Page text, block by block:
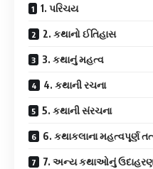
1. પરિચય
2. કથાનો ઈતિહાસ
3. કથાનું મહત્વ
4. કથાની રચના
5. કથાની સંરચના
6. કથાકલાના મહત્વપૂર્ણ
7. અન્ય કથાઓનું